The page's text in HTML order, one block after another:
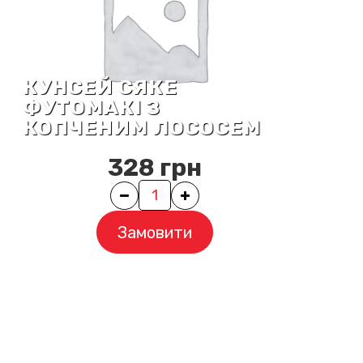
КУНСЕЙ СЯКЕ
ФУТОМАКІ З
КОПЧЕНИМ ЛОСОСЕМ
328 грн
Quantity
Замовити